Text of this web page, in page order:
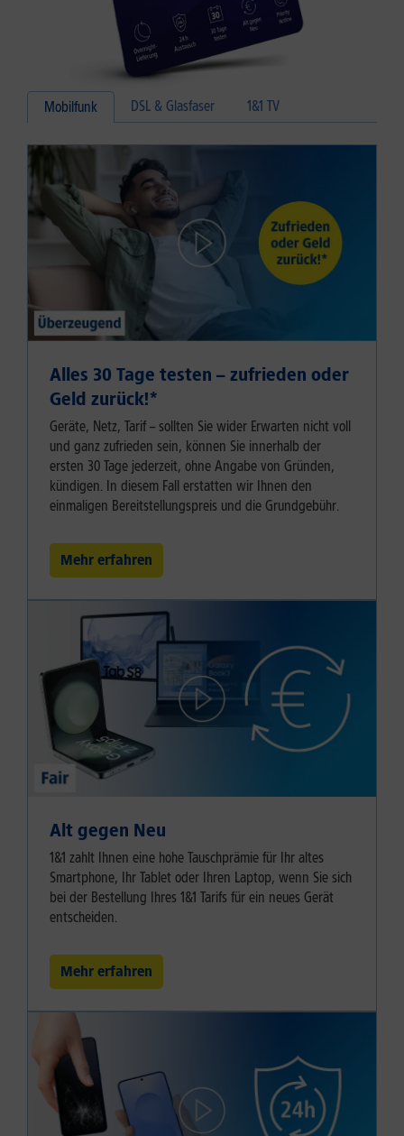
Mobilfunk DSL & Glasfaser 1&1 TV
Alles 30 Tage testen – zufrieden oder
Geld zurück!⁠*
Geräte, Netz, Tarif – sollten Sie wider Erwarten nicht voll
und ganz zufrieden sein, können Sie innerhalb der
ersten 30 Tage jederzeit, ohne Angabe von Gründen,
kündigen. In diesem Fall erstatten wir Ihnen den
einmaligen Bereitstellungspreis und die Grundgebühr.
Mehr erfahren
Alt gegen Neu
1&1 zahlt Ihnen eine hohe Tauschprämie für Ihr altes
Smartphone, Ihr Tablet oder Ihren Laptop, wenn Sie sich
bei der Bestellung Ihres 1&1 Tarifs für ein neues Gerät
entscheiden.
Mehr erfahren